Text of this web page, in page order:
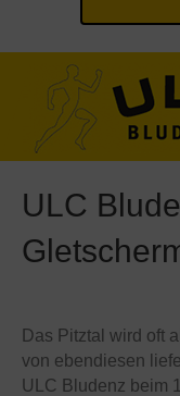
ULC
Das Pitztal wird oft
von ebendiesen
ULC Bludenz beim